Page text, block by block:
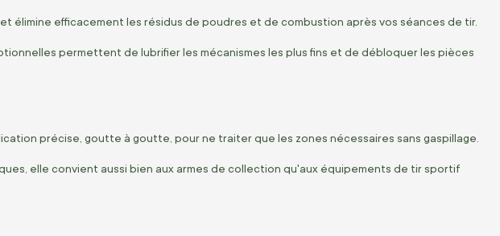
élimine efficacement les résidus de poudres et de combustion après vos séances de tir.
permettent de lubrifier les mécanismes les plus fins et de débloquer les pièces
précise, goutte à goutte, pour ne traiter que les zones nécessaires sans gaspillage.
elle convient aussi bien aux armes de collection qu'aux équipements de tir sportif